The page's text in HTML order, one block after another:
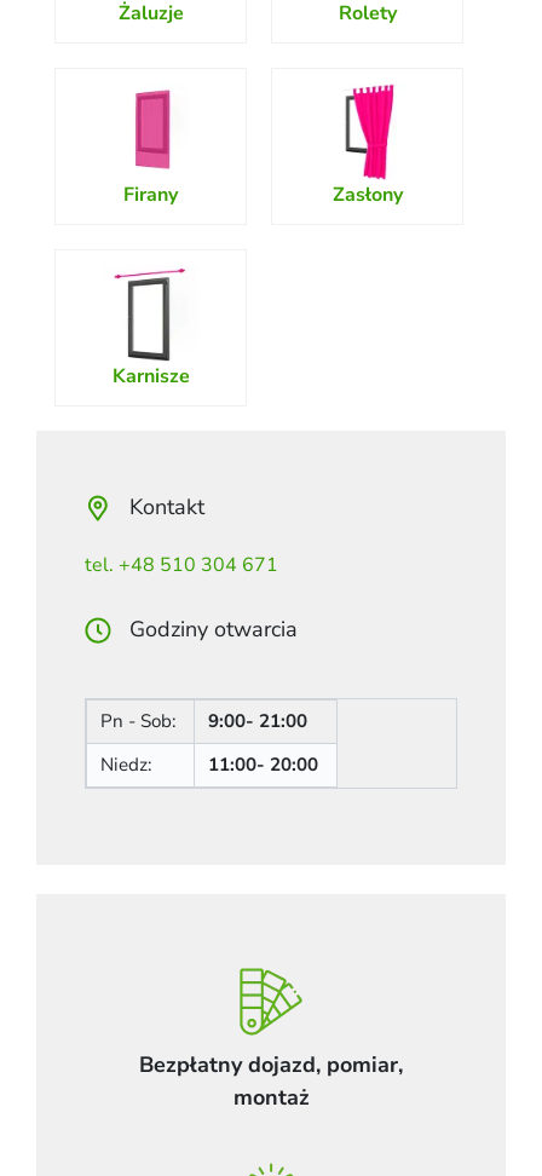
Żaluzje Rolety
Firany Zasłony
Karnisze
Kontakt
tel. +48 510 304 671
Godziny otwarcia
Pn - Sob:
9:00- 21:00
Niedz:
11:00- 20:00
Bezpłatny dojazd, pomiar,
montaż